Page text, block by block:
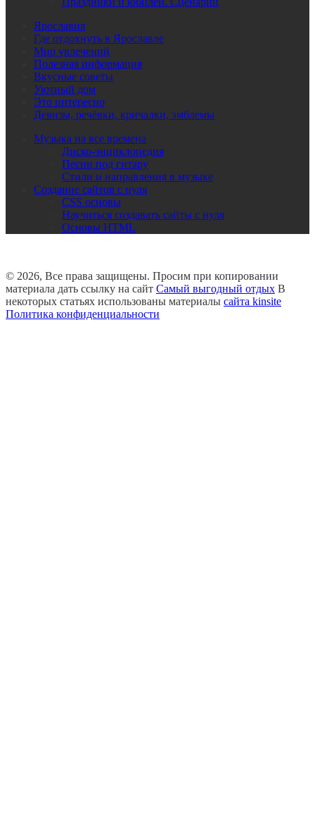
Ярославия
Где отдохнуть в Ярославле
Мир увлечений
Полезная информация
Вкусные советы
Уютный дом
Это интересно
Девизы, речёвки, кричалки, эмблемы
Музыка на все времена
Диско-энциклопедия
Песни под гитару
Стили и направления в музыке
Создание сайтов с нуля
CSS основы
Научиться создавать сайты с нуля
Основы HTML
© 2026, Все права защищены. Просим при копировании
материала дать ссылку на сайт Самый выгодный отдых В
некоторых статьях использованы материалы сайта kinsite
Политика конфиденциальности